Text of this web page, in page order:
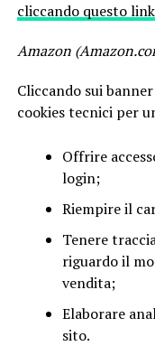
cliccando questo link
Amazon
Cliccando sui
cookies tecnici per
Offrire
login;
Riempire il
Tenere
riguardo il
vendita;
Elaborare
sito.